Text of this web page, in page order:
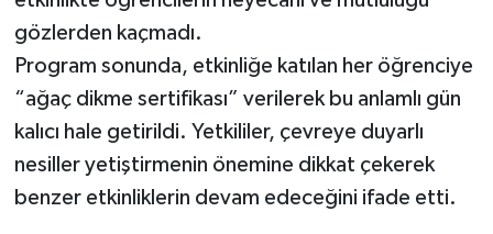
gözlerden kaçmadı.
Program sonunda, etkinliğe katılan her öğrenciye
“ağaç dikme sertifikası” verilerek bu anlamlı gün
kalıcı hale getirildi. Yetkililer, çevreye duyarlı
nesiller yetiştirmenin önemine dikkat çekerek
benzer etkinliklerin devam edeceğini ifade etti.